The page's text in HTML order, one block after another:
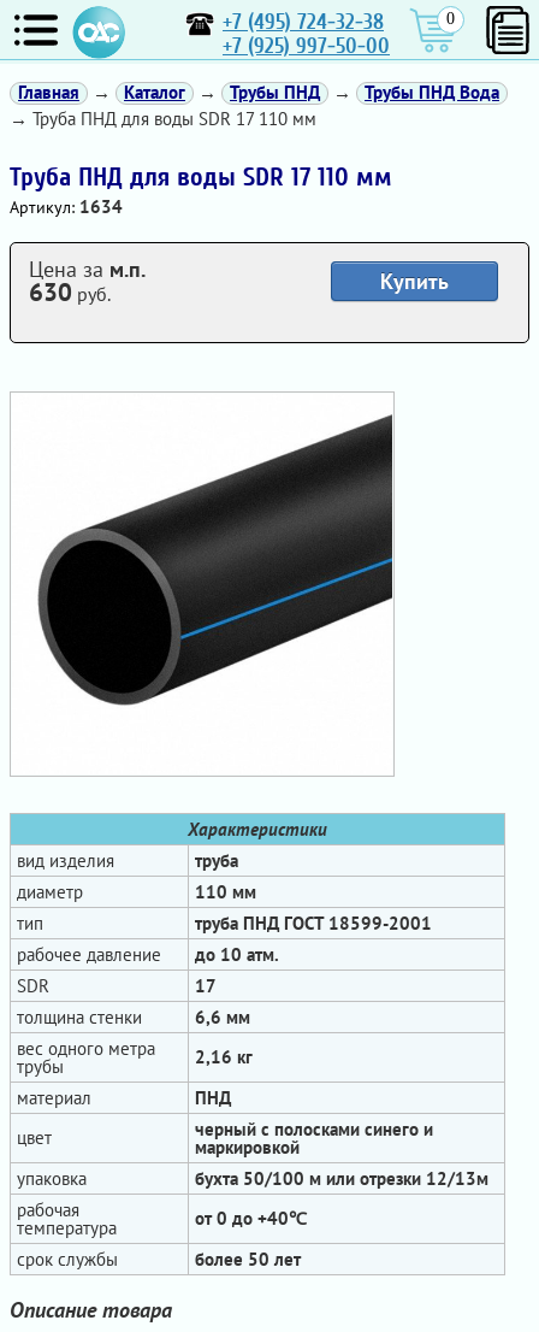
+7 (495) 724-32-38
+7 (925) 997-50-00
0
Главная → Каталог → Трубы ПНД →
Трубы ПНД Вода
→ Труба ПНД для воды SDR 17 110 мм
Труба ПНД для воды SDR 17 110 мм
Артикул: 1634
Характеристики
вид изделия
труба
диаметр
110 мм
тип
труба ПНД ГОСТ 18599-2001
рабочее давление
до 10 атм.
SDR
17
толщина стенки
6,6 мм
вес одного метра
трубы
2,16 кг
материал
ПНД
цвет
черный с полосками синего и
маркировкой
упаковка
бухта 50/100 м или отрезки 12/13м
рабочая
температура
от 0 до +40℃
срок службы
более 50 лет
Купить
Цена за м.п.
630 руб.
Описание товара